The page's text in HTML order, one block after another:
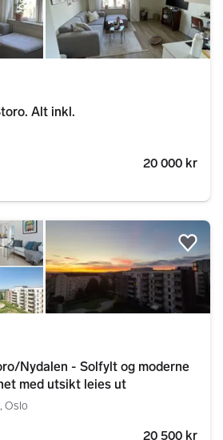
Alt inkl.
20 000 kr
Nydalen - Solfylt og moderne
med utsikt leies ut
Oslo
20 500 kr